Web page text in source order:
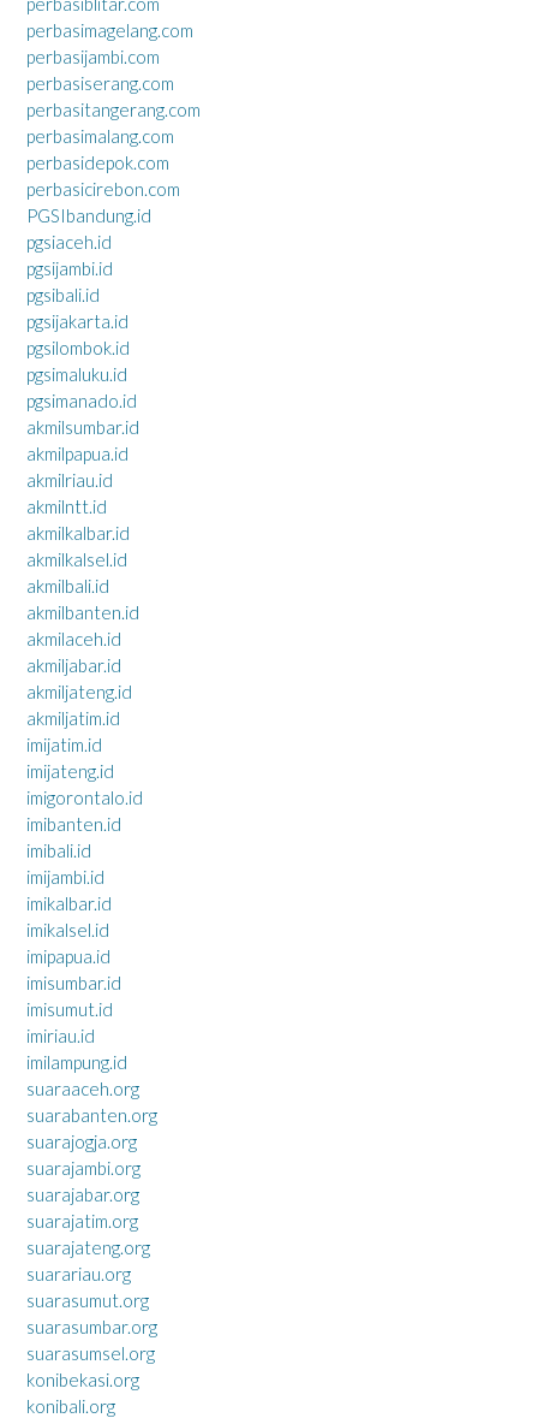
perbasimagelang.com
perbasijambi.com
perbasiserang.com
perbasitangerang.com
perbasimalang.com
perbasidepok.com
perbasicirebon.com
PGSIbandung.id
pgsiaceh.id
pgsijambi.id
pgsibali.id
pgsijakarta.id
pgsilombok.id
pgsimaluku.id
pgsimanado.id
akmilsumbar.id
akmilpapua.id
akmilriau.id
akmilntt.id
akmilkalbar.id
akmilkalsel.id
akmilbali.id
akmilbanten.id
akmilaceh.id
akmiljabar.id
akmiljateng.id
akmiljatim.id
imijatim.id
imijateng.id
imigorontalo.id
imibanten.id
imibali.id
imijambi.id
imikalbar.id
imikalsel.id
imipapua.id
imisumbar.id
imisumut.id
imiriau.id
imilampung.id
suaraaceh.org
suarabanten.org
suarajogja.org
suarajambi.org
suarajabar.org
suarajatim.org
suarajateng.org
suarariau.org
suarasumut.org
suarasumbar.org
suarasumsel.org
konibekasi.org
konibali.org